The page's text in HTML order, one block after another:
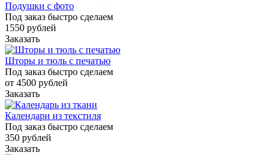
Подушки с фото
Под заказ быстро сделаем
1550 рублей
Заказать
Шторы и тюль с печатью
Под заказ быстро сделаем
от 4500 рублей
Заказать
Календари из текстиля
Под заказ быстро сделаем
350 рублей
Заказать